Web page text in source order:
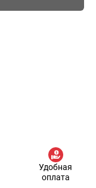
Удобная
оплата